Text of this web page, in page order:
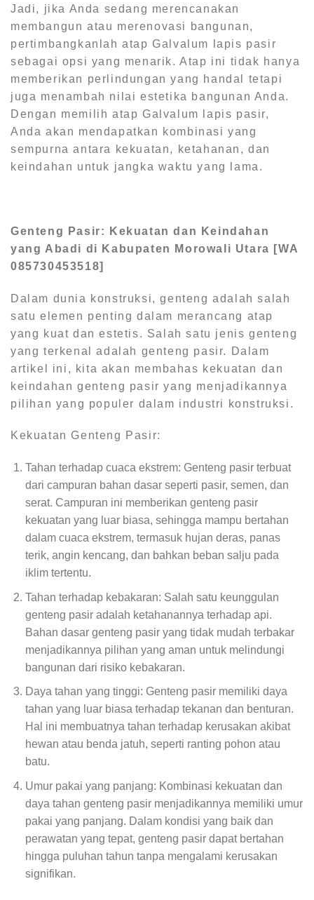
Jadi, jika Anda sedang merencanakan
membangun atau merenovasi bangunan,
pertimbangkanlah atap Galvalum lapis pasir
sebagai opsi yang menarik. Atap ini tidak hanya
memberikan perlindungan yang handal tetapi
juga menambah nilai estetika bangunan Anda.
Dengan memilih atap Galvalum lapis pasir,
Anda akan mendapatkan kombinasi yang
sempurna antara kekuatan, ketahanan, dan
keindahan untuk jangka waktu yang lama.
Genteng Pasir: Kekuatan dan Keindahan
yang Abadi di Kabupaten Morowali Utara [WA
085730453518]
Dalam dunia konstruksi, genteng adalah salah
satu elemen penting dalam merancang atap
yang kuat dan estetis. Salah satu jenis genteng
yang terkenal adalah genteng pasir. Dalam
artikel ini, kita akan membahas kekuatan dan
keindahan genteng pasir yang menjadikannya
pilihan yang populer dalam industri konstruksi.
Kekuatan Genteng Pasir:
Tahan terhadap cuaca ekstrem: Genteng pasir terbuat
dari campuran bahan dasar seperti pasir, semen, dan
serat. Campuran ini memberikan genteng pasir
kekuatan yang luar biasa, sehingga mampu bertahan
dalam cuaca ekstrem, termasuk hujan deras, panas
terik, angin kencang, dan bahkan beban salju pada
iklim tertentu.
Tahan terhadap kebakaran: Salah satu keunggulan
genteng pasir adalah ketahanannya terhadap api.
Bahan dasar genteng pasir yang tidak mudah terbakar
menjadikannya pilihan yang aman untuk melindungi
bangunan dari risiko kebakaran.
Daya tahan yang tinggi: Genteng pasir memiliki daya
tahan yang luar biasa terhadap tekanan dan benturan.
Hal ini membuatnya tahan terhadap kerusakan akibat
hewan atau benda jatuh, seperti ranting pohon atau
batu.
Umur pakai yang panjang: Kombinasi kekuatan dan
daya tahan genteng pasir menjadikannya memiliki umur
pakai yang panjang. Dalam kondisi yang baik dan
perawatan yang tepat, genteng pasir dapat bertahan
hingga puluhan tahun tanpa mengalami kerusakan
signifikan.